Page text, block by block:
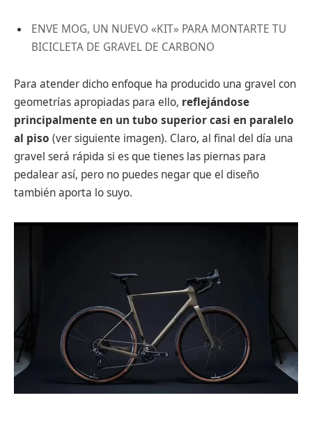
ENVE MOG, UN NUEVO «KIT» PARA MONTARTE TU
BICICLETA DE GRAVEL DE CARBONO
Para atender dicho enfoque ha producido una gravel con
geometrías apropiadas para ello, reflejándose
principalmente en un tubo superior casi en paralelo
al piso (ver siguiente imagen). Claro, al final del día una
gravel será rápida si es que tienes las piernas para
pedalear así, pero no puedes negar que el diseño
también aporta lo suyo.